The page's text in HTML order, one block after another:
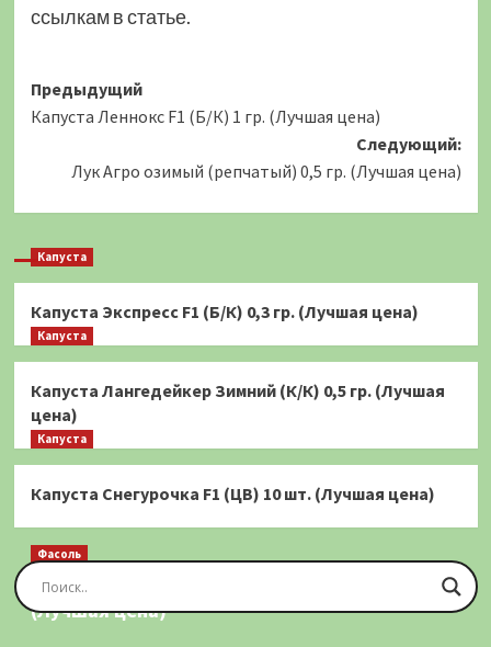
ссылкам в статье.
Навигация
записи
Предыдущий
Капуста Леннокс F1 (Б/К) 1 гр. (Лучшая цена)
Следующий:
Лук Агро озимый (репчатый) 0,5 гр. (Лучшая цена)
Капуста
Капуста Экспресс F1 (Б/К) 0,3 гр. (Лучшая цена)
Капуста
Капуста Лангедейкер Зимний (К/К) 0,5 гр. (Лучшая
цена)
Капуста
Капуста Снегурочка F1 (ЦВ) 10 шт. (Лучшая цена)
Фасоль
Фасоль Золотая Сакса (спаржевая) 20 шт.
(Лучшая цена)